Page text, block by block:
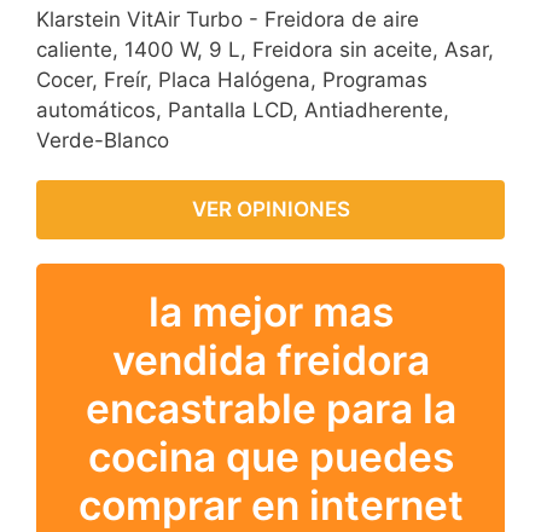
Klarstein VitAir Turbo - Freidora de aire
caliente, 1400 W, 9 L, Freidora sin aceite, Asar,
Cocer, Freír, Placa Halógena, Programas
automáticos, Pantalla LCD, Antiadherente,
Verde-Blanco
VER OPINIONES
la mejor mas
vendida freidora
encastrable para la
cocina que puedes
comprar en internet